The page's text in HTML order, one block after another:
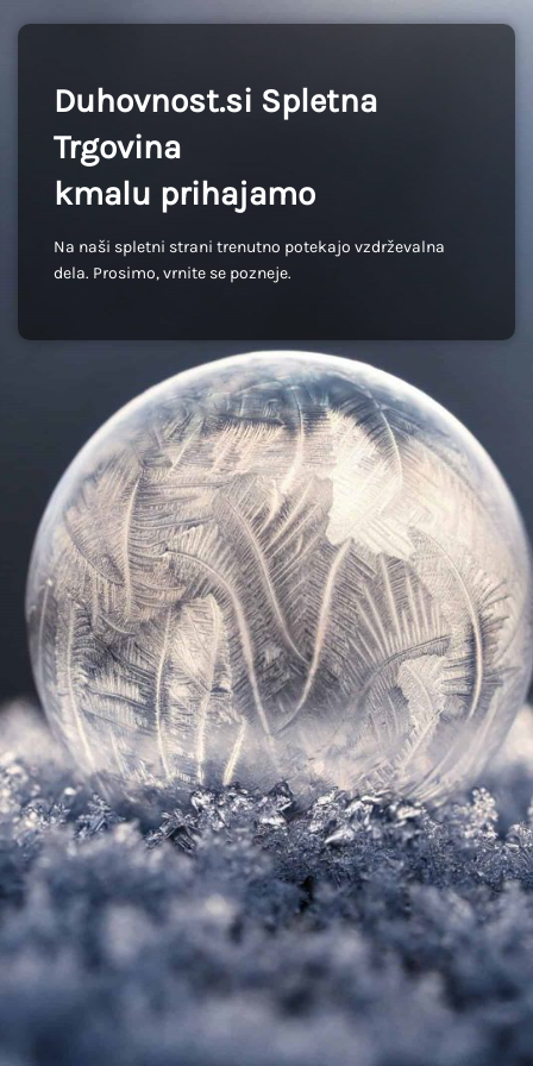
Duhovnost.si Spletna
Trgovina
kmalu prihajamo
Na naši spletni strani trenutno potekajo vzdrževalna
dela. Prosimo, vrnite se pozneje.